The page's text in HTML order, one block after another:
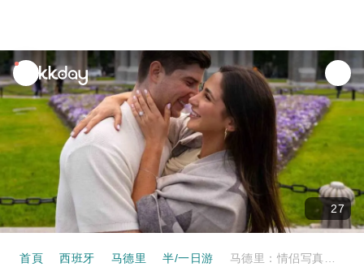
unread
notifications
27
首頁 西班牙 马德里 半/一日游